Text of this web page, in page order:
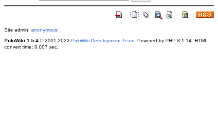
Site admin: anonymous
PukiWiki 1.5.4© 2001-2022 PukiWiki Development Team. Powered by PHP 8.1.14. HTML
convert time: 0.007 sec.